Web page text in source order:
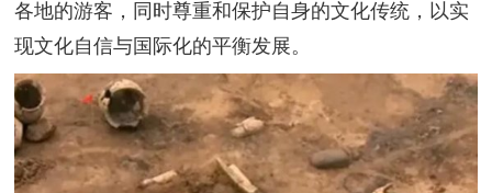
各地的游客，同时尊重和保护自身的文化传统，以实
现文化自信与国际化的平衡发展。